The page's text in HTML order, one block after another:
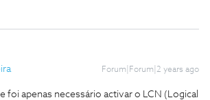
Forum|Forum|2 years ago
foi apenas necessário activar o LCN (Logical